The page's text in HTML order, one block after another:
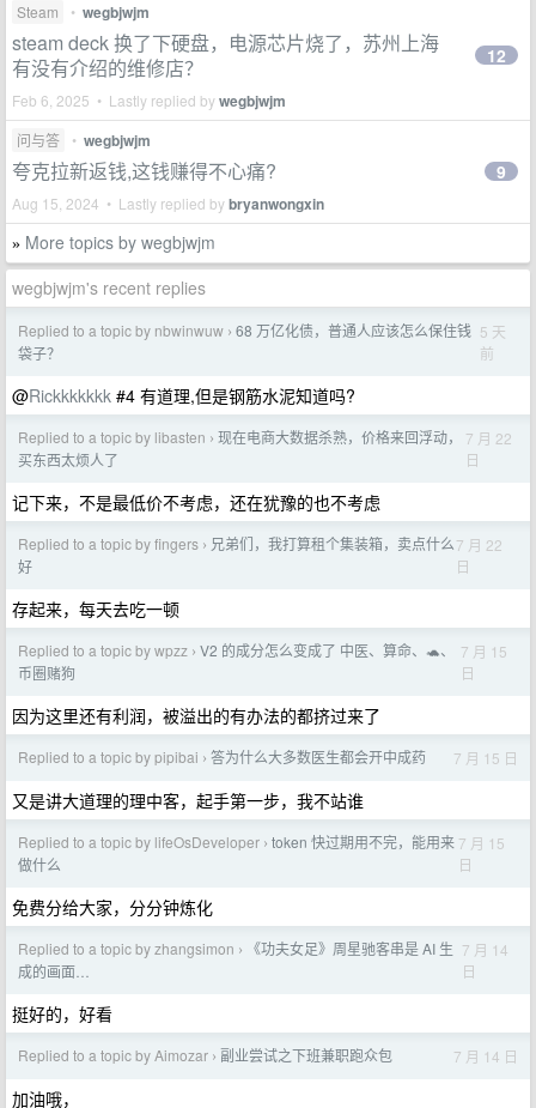
Steam • wegbjwjm
steam deck 换了下硬盘，电源芯片烧了，苏州上海
有没有介绍的维修店？
Feb 6, 2025 • Lastly replied bywegbjwjm
12
问与答 • wegbjwjm
夸克拉新返钱,这钱赚得不心痛?
Aug 15, 2024 • Lastly replied bybryanwongxin
9
» More topics by wegbjwjm
wegbjwjm's recent replies
Replied to a topic by nbwinwuw › 68 万亿化债，普通人应该怎么保住钱
袋子？
5 天
前
@Rickkkkkkk #4 有道理,但是钢筋水泥知道吗?
Replied to a topic by libasten › 现在电商大数据杀熟，价格来回浮动，
买东西太烦人了
7 月 22
日
记下来，不是最低价不考虑，还在犹豫的也不考虑
Replied to a topic by fingers › 兄弟们，我打算租个集装箱，卖点什么
好
7 月 22
日
存起来，每天去吃一顿
Replied to a topic by wpzz › V2 的成分怎么变成了 中医、算命、🐢、
币圈赌狗
7 月 15
日
因为这里还有利润，被溢出的有办法的都挤过来了
Replied to a topic by pipibai › 答为什么大多数医生都会开中成药 7 月 15 日
又是讲大道理的理中客，起手第一步，我不站谁
Replied to a topic by lifeOsDeveloper › token 快过期用不完，能用来
做什么
7 月 15
日
免费分给大家，分分钟炼化
Replied to a topic by zhangsimon ›
《功夫女足》周星驰客串是 AI 生
成的画面…
7 月 14
日
挺好的，好看
Replied to a topic by Aimozar › 副业尝试之下班兼职跑众包 7 月 14 日
加油哦，